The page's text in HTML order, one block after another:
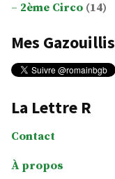
2ème Circo (14)
Mes Gazouillis
La Lettre R
Contact
À propos